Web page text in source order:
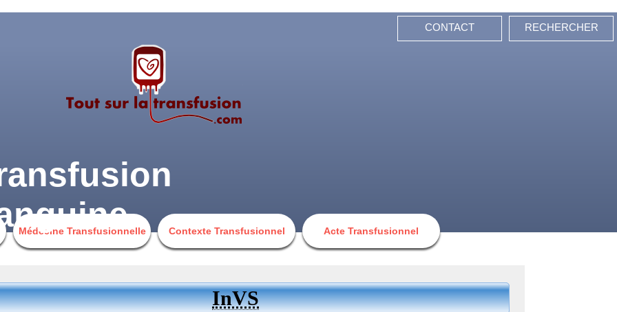
RECHERCHER
CONTACT
Médecine Transfusionnelle Contexte Transfusionnel Acte Transfusionnel
InVS